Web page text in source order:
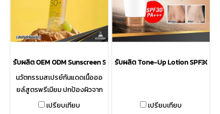
คุณสมบัติ Coral Friendly เป็น
มิตรต่อปะการังและสิ่งแวดล้อม
ผสานน้ำมันบำรุงผิวจากธรรมชาติ
เพื่อผิวเนียนนุ่มตลอดวัน
คุณสมบัติ Coral Friendly เป็น
มิตรต่อปะการังและสิ่งแวดล้อม
ผสานน้ำมันบำรุงผิวจากธรรมชาติ
เพื่อผิวเนียนนุ่มตลอดวัน
รับผลิต OEM ODM Sunscreen Spray กันแดดเนื้อออยล์รูปแบบสเปรย์
นวัตกรรมสเปรย์กันแดดเนื้อออ
ยล์สูตรพรีเมียม ปกป้องผิวจาก
แสงแดดได้มากกว่าผิวที่ไม่ทา
เปรียบเทียบ
รับผลิต Tone-Up Lotion
เปรียบเทียบ